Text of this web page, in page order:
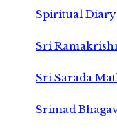
Spiritual Diary
Sri
Sri Sarada
Srimad